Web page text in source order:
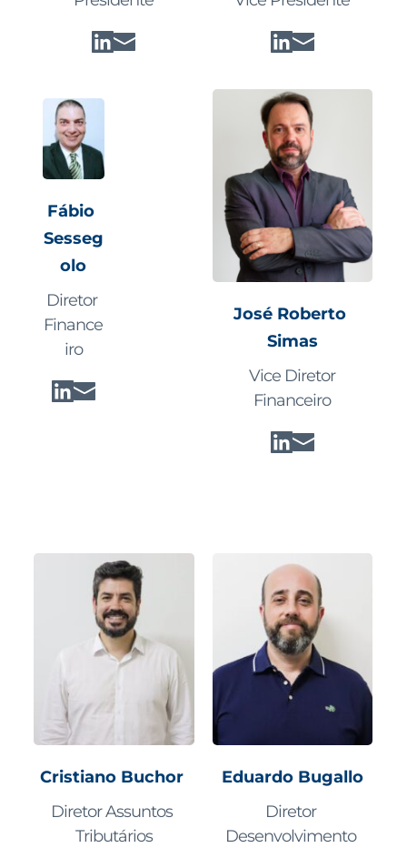
Fábio
Sesseg
olo
Diretor
Finance
iro
José Roberto
Simas
Vice Diretor
Financeiro
Cristiano Buchor
Diretor Assuntos
Tributários
Eduardo Bugallo
Diretor
Desenvolvimento